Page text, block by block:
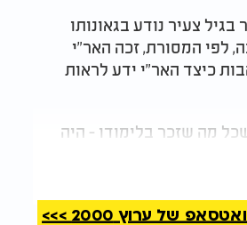
צעיר נודע בגאונותו
לפי המסורת, זכה האר"י
כיצד האר"י ידע לראות
מה שזכר בלימודו - היה
נזכור הכול ונזכה לעלות
של ערוץ 2000 >>>